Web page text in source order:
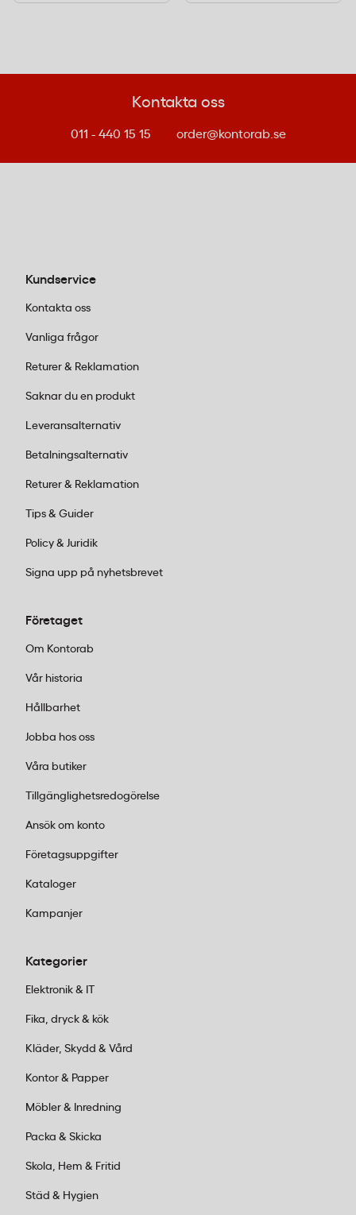
Kontakta oss
011 - 440 15 15 order@kontorab.se
Kundservice
Kontakta oss
Vanliga frågor
Returer & Reklamation
Saknar du en produkt
Leveransalternativ
Betalningsalternativ
Returer & Reklamation
Tips & Guider
Policy & Juridik
Signa upp på nyhetsbrevet
Företaget
Om Kontorab
Vår historia
Hållbarhet
Jobba hos oss
Våra butiker
Tillgänglighetsredogörelse
Ansök om konto
Företagsuppgifter
Kataloger
Kampanjer
Kategorier
Elektronik & IT
Fika, dryck & kök
Kläder, Skydd & Vård
Kontor & Papper
Möbler & Inredning
Packa & Skicka
Skola, Hem & Fritid
Städ & Hygien